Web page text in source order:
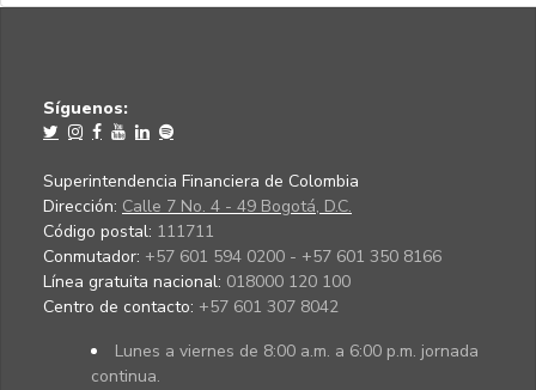
Síguenos:
Superintendencia Financiera de Colombia
Dirección: Calle 7 No. 4 - 49 Bogotá, D.C.
Código postal: 111711
Conmutador: +57 601 594 0200 - +57 601 350 8166
Línea gratuita nacional: 018000 120 100
Centro de contacto: +57 601 307 8042
Lunes a viernes de 8:00 a.m. a 6:00 p.m. jornada
continua.